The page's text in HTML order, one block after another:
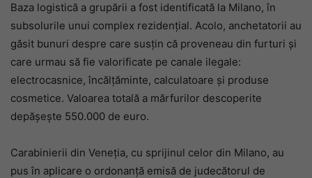
Baza logistică a grupării a fost identificată la Milano, în
subsolurile unui complex rezidențial. Acolo, anchetatorii au
găsit bunuri despre care susțin că proveneau din furturi și
care urmau să fie valorificate pe canale ilegale:
electrocasnice, încălțăminte, calculatoare și produse
cosmetice. Valoarea totală a mărfurilor descoperite
depășește 550.000 de euro.
Carabinierii din Veneția, cu sprijinul celor din Milano, au
pus în aplicare o ordonanță emisă de judecătorul de